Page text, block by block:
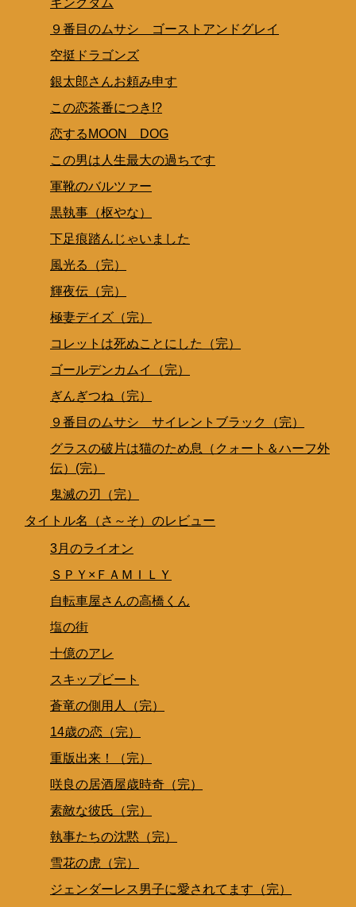
９番目のムサシ ゴーストアンドグレイ
空挺ドラゴンズ
銀太郎さんお頼み申す
この恋茶番につき!?
恋するMOON DOG
この男は人生最大の過ちです
軍靴のバルツァー
黒執事（枢やな）
下足痕踏んじゃいました
風光る（完）
輝夜伝（完）
極妻デイズ（完）
コレットは死ぬことにした（完）
ゴールデンカムイ（完）
ぎんぎつね（完）
９番目のムサシ サイレントブラック（完）
グラスの破片は猫のため息（クォート＆ハーフ外
伝）(完）
鬼滅の刃（完）
タイトル名（さ～そ）のレビュー
3月のライオン
ＳＰＹ×ＦＡＭＩＬＹ
自転車屋さんの高橋くん
塩の街
十億のアレ
スキップビート
蒼竜の側用人（完）
14歳の恋（完）
重版出来！（完）
咲良の居酒屋歳時奇（完）
素敵な彼氏（完）
執事たちの沈黙（完）
雪花の虎（完）
ジェンダーレス男子に愛されてます（完）